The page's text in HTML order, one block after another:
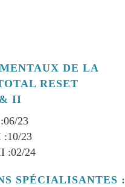
DE LA
RESET
II
06/23
:10/23
:02/24
SPÉCIALISANTES :